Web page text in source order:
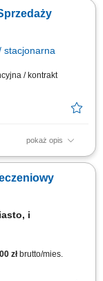
własnego
biznesowych;
stacjonarna
/ kontrakt
pokaż opis
oraz prowadzenie
Samodzielne
i
złbrutto/mies.